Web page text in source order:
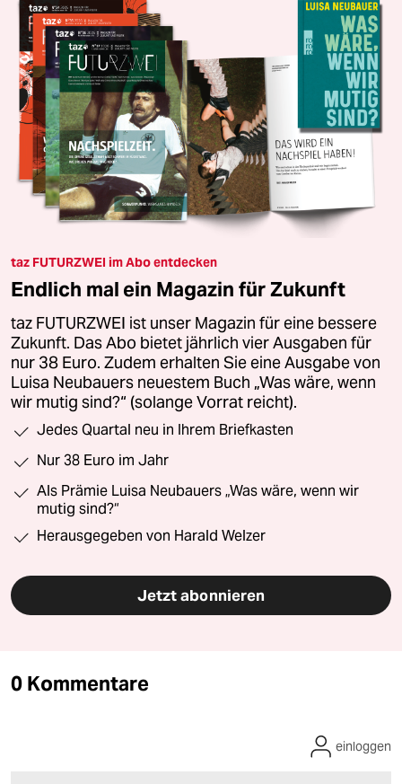
taz FUTURZWEI im Abo entdecken
Endlich mal ein Magazin für Zukunft
taz FUTURZWEI ist unser Magazin für eine bessere
Zukunft. Das Abo bietet jährlich vier Ausgaben für
nur 38 Euro. Zudem erhalten Sie eine Ausgabe von
Luisa Neubauers neuestem Buch „Was wäre, wenn
wir mutig sind?“ (solange Vorrat reicht).
Jedes Quartal neu in Ihrem Briefkasten
Nur 38 Euro im Jahr
Als Prämie Luisa Neubauers „Was wäre, wenn wir
mutig sind?“
Herausgegeben von Harald Welzer
Jetzt abonnieren
0 Kommentare
einloggen